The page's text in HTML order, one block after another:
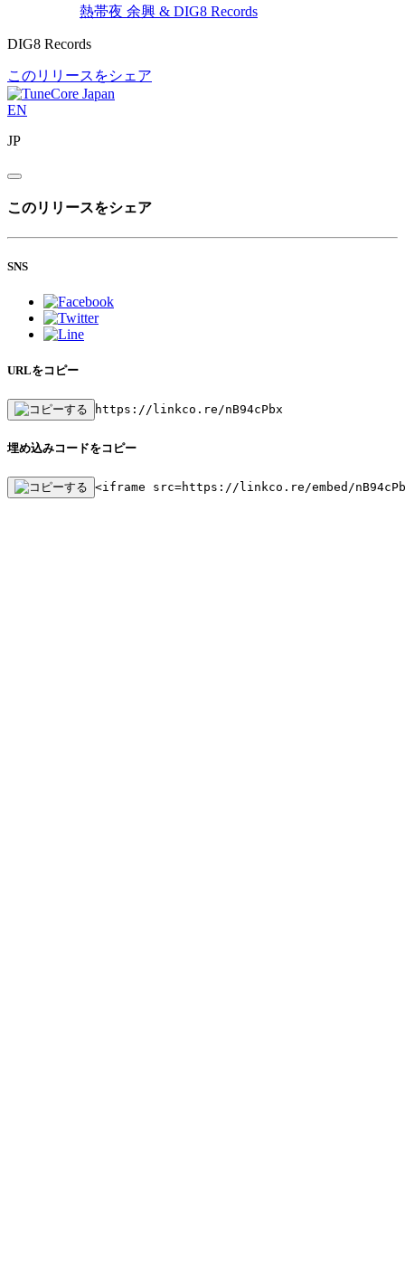
熱帯夜 余興 & DIG8 Records
DIG8 Records
このリリースをシェア
EN
JP
このリリースをシェア
SNS
URLをコピー
https://linkco.re/nB94cPbx
埋め込みコードをコピー
<iframe src=https://linkco.re/embed/